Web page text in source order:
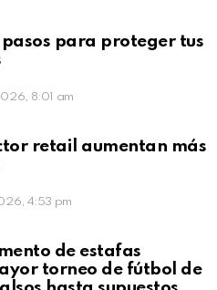
pasos para proteger tus
8:01 am
retail aumentan más
4:53 pm
de estafas
torneo de fútbol de